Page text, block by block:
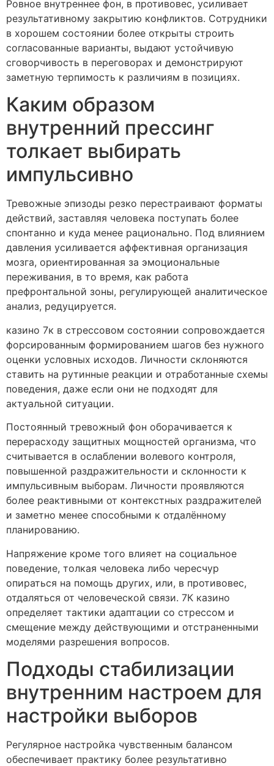
Ровное внутреннее фон, в противовес, усиливает
результативному закрытию конфликтов. Сотрудники
в хорошем состоянии более открыты строить
согласованные варианты, выдают устойчивую
сговорчивость в переговорах и демонстрируют
заметную терпимость к различиям в позициях.
Каким образом
внутренний прессинг
толкает выбирать
импульсивно
Тревожные эпизоды резко перестраивают форматы
действий, заставляя человека поступать более
спонтанно и куда менее рационально. Под влиянием
давления усиливается аффективная организация
мозга, ориентированная за эмоциональные
переживания, в то время, как работа
префронтальной зоны, регулирующей аналитическое
анализ, редуцируется.
казино 7к в стрессовом состоянии сопровождается
форсированным формированием шагов без нужного
оценки условных исходов. Личности склоняются
ставить на рутинные реакции и отработанные схемы
поведения, даже если они не подходят для
актуальной ситуации.
Постоянный тревожный фон оборачивается к
перерасходу защитных мощностей организма, что
считывается в ослаблении волевого контроля,
повышенной раздражительности и склонности к
импульсивным выборам. Личности проявляются
более реактивными от контекстных раздражителей
и заметно менее способными к отдалённому
планированию.
Напряжение кроме того влияет на социальное
поведение, толкая человека либо чересчур
опираться на помощь других, или, в противовес,
отдаляться от человеческой связи. 7К казино
определяет тактики адаптации со стрессом и
смещение между действующими и отстраненными
моделями разрешения вопросов.
Подходы стабилизации
внутренним настроем для
настройки выборов
Регулярное настройка чувственным балансом
обеспечивает практику более результативно